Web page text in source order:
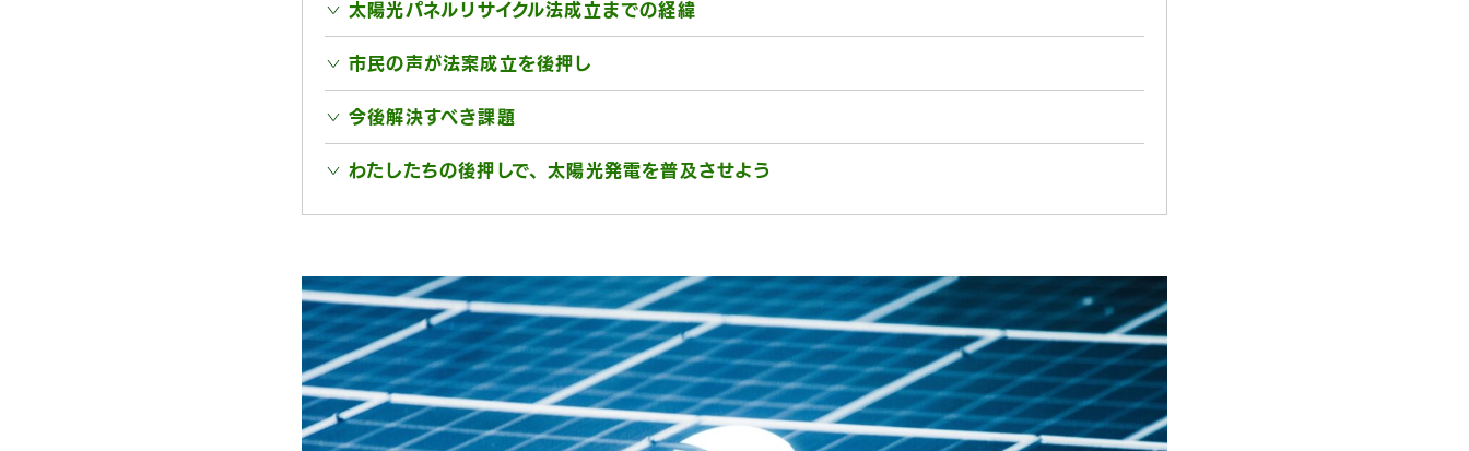
太陽光パネルリサイクル法成立までの経緯
市民の声が法案成立を後押し
今後解決すべき課題
わたしたちの後押しで、太陽光発電を普及させよう